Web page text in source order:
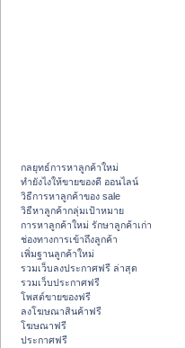
กลยุทธ์การหาลูกค้าใหม่
ทํายังไงให้ขายของดี ออนไลน์
วิธีการหาลูกค้าของ sale
วิธีหาลูกค้ากลุ่มเป้าหมาย
การหาลูกค้าใหม่ รักษาลูกค้าเก่า
ช่องทางการเข้าถึงลูกค้า
เพิ่มฐานลูกค้าใหม่
รวมเว็บลงประกาศฟรี ล่าสุด
รวมเว็บประกาศฟรี
โพสต์ขายของฟรี
ลงโฆษณาสินค้าฟรี
โฆษณาฟรี
ประกาศฟรี